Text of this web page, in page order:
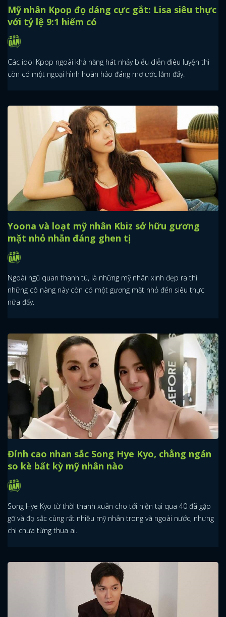
Mỹ nhân Kpop đọ dáng cực gắt: Lisa siêu thực
với tỷ lệ 9:1 hiếm có
Các idol Kpop ngoài khả năng hát nhảy biểu diễn điêu luyện thì
còn có một ngoại hình hoàn hảo đáng mơ ước lắm đấy.
Yoona và loạt mỹ nhân Kbiz sở hữu gương
mặt nhỏ nhắn đáng ghen tị
Ngoài ngũ quan thanh tú, là những mỹ nhân xinh đẹp ra thì
những cô nàng này còn có một gương mặt nhỏ đến siêu thực
nữa đấy.
Đỉnh cao nhan sắc Song Hye Kyo, chẳng ngán
so kè bất kỳ mỹ nhân nào
Song Hye Kyo từ thời thanh xuân cho tới hiện tại qua 40 đã gặp
gỡ và đọ sắc cùng rất nhiều mỹ nhân trong và ngoài nước, nhưng
chị chưa từng thua ai.